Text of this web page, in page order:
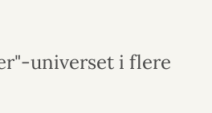
universet i flere